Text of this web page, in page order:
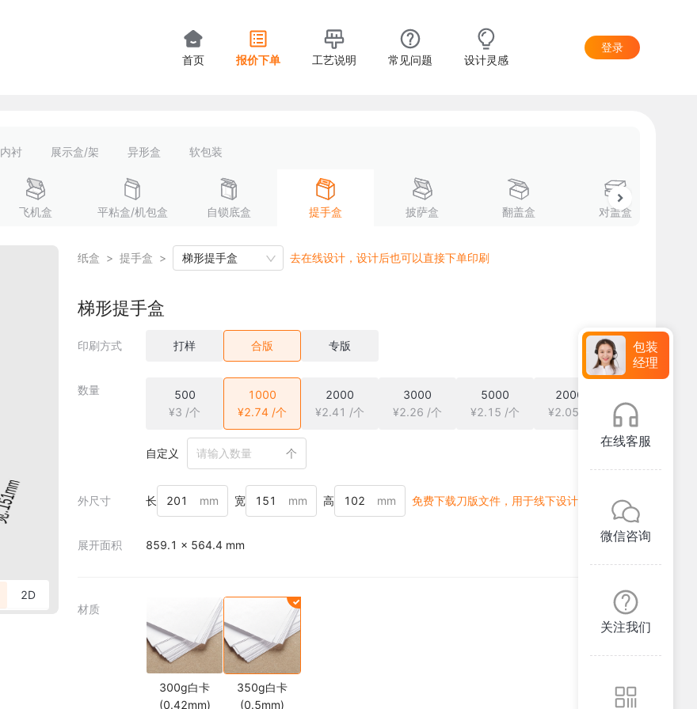
首页 报价下单 工艺说明 常见问题 设计灵感
登录
内衬 展示盒/架 异形盒 软包装
飞机盒 平粘盒/机包盒 自锁底盒 提手盒 披萨盒 翻盖盒 对盖盒
2D
纸盒 > 提手盒 > 梯形提手盒 去在线设计，设计后也可以直接下单印刷
梯形提手盒
印刷方式 打样 合版 专版
数量
500
¥3 /个
1000
¥2.74 /个
2000
¥2.41 /个
3000
¥2.26 /个
5000
¥2.15 /个
20000
¥2.05 /个
自定义 个
外尺寸 长 mm 宽 mm 高 mm 免费下载刀版文件，用于线下设计
展开面积 859.1 × 564.4 mm
材质
300g白卡
(0.42mm)
350g白卡
(0.5mm)
包装
经理
在线客服
微信咨询
关注我们